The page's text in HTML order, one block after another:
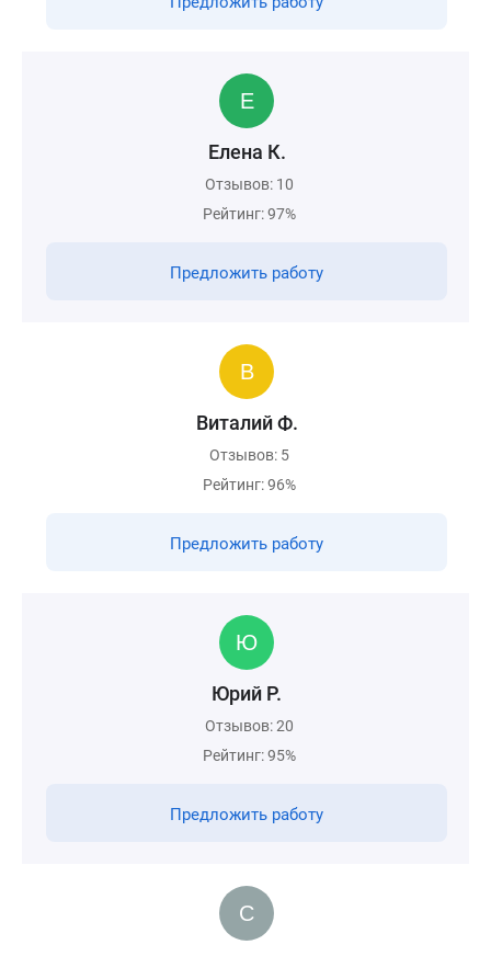
Елена К.
Отзывов: 10
Рейтинг: 97%
Предложить работу
Виталий Ф.
Отзывов: 5
Рейтинг: 96%
Предложить работу
Юрий Р.
Отзывов: 20
Рейтинг: 95%
Предложить работу